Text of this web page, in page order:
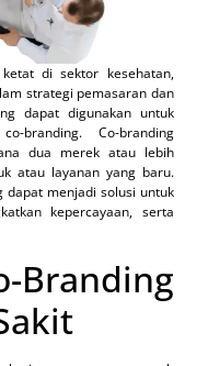
di sektor kesehatan,
strategi pemasaran dan
dapat digunakan untuk
branding. Co-branding
dua merek atau lebih
atau layanan yang baru.
dapat menjadi solusi untuk
kepercayaan, serta